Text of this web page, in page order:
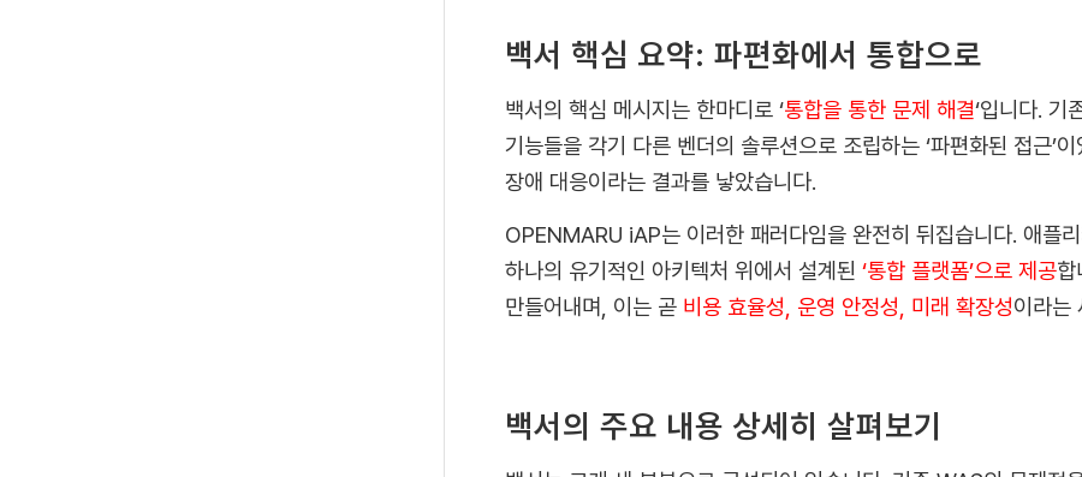
백서 핵심 요약: 파편화에서 통합으로
백서의 핵심 메시지는 한마디로 ‘통합을 통한 문제 해결‘입니다.
기능들을 각기 다른 벤더의 솔루션으로 조립하는 ‘파편화된 접근’
장애 대응이라는 결과를 낳았습니다.
OPENMARU iAP는 이러한 패러다임을 완전히 뒤집습니다. 애플
하나의 유기적인 아키텍처 위에서 설계된 ‘통합 플랫폼’으로 제공합
만들어내며, 이는 곧 비용 효율성, 운영 안정성, 미래 확장성이라는
백서의 주요 내용 상세히 살펴보기